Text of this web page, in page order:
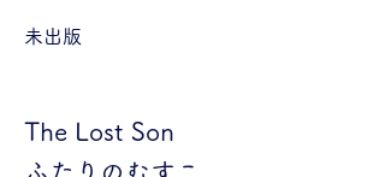
未出版
The Lost Son
​ふたりのむすこ